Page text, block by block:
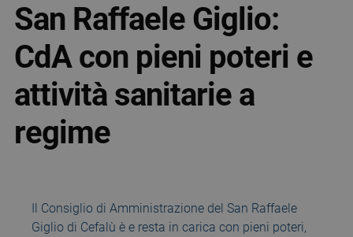
San Raffaele Giglio:
CdA con pieni poteri e
attività sanitarie a
regime
Il Consiglio di Amministrazione del San Raffaele
Giglio di Cefalù è e resta in carica con pieni poteri,